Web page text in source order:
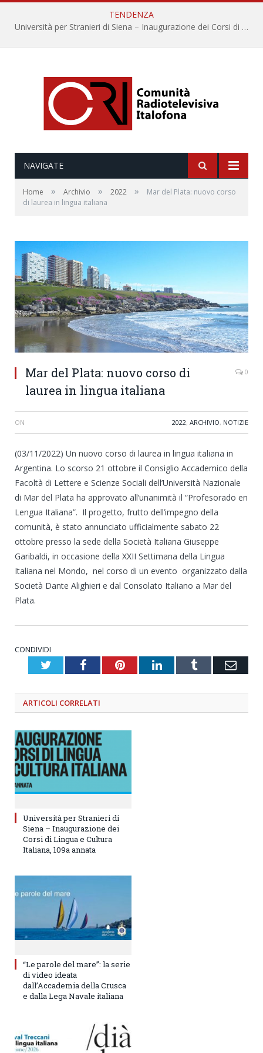
TENDENZA
Università per Stranieri di Siena – Inaugurazione dei Corsi di Lingua e Cultura Italiana, 109a annata
NAVIGATE
Home » Archivio » 2022 »
Mar del Plata: nuovo corso
di laurea in lingua italiana
Mar del Plata: nuovo corso di
laurea in lingua italiana
0
ON 2022, ARCHIVIO, NOTIZIE
(03/11/2022) Un nuovo corso di laurea in lingua italiana in
Argentina. Lo scorso 21 ottobre il Consiglio Accademico della
Facoltà di Lettere e Scienze Sociali dell’Università Nazionale
di Mar del Plata ha approvato all’unanimità il “Profesorado en
Lengua Italiana”. Il progetto, frutto dell’impegno della
comunità, è stato annunciato ufficialmente sabato 22
ottobre presso la sede della Società Italiana Giuseppe
Garibaldi, in occasione della XXII Settimana della Lingua
Italiana nel Mondo, nel corso di un evento organizzato dalla
Società Dante Alighieri e dal Consolato Italiano a Mar del
Plata.
CONDIVIDI
TwitterFacebookPinterestLinkedInTumblr
ARTICOLI CORRELATI
Università per Stranieri di
Siena – Inaugurazione dei
Corsi di Lingua e Cultura
Italiana, 109a annata
“Le parole del mare”: la serie
di video ideata
dall’Accademia della Crusca
e dalla Lega Navale italiana